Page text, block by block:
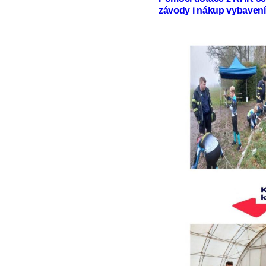
závody i nákup